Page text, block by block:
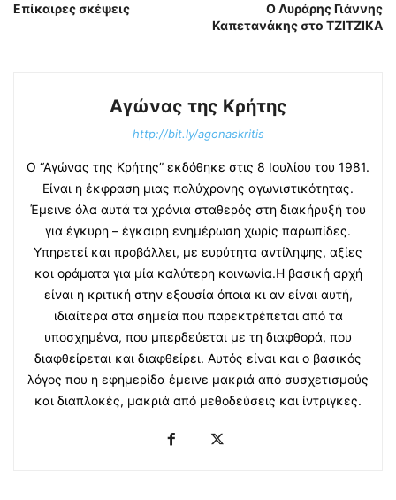
Επίκαιρες σκέψεις
Ο Λυράρης Γιάννης
Καπετανάκης στο ΤΖΙΤΖΙΚΑ
Αγώνας της Κρήτης
http://bit.ly/agonaskritis
Ο “Αγώνας της Κρήτης” εκδόθηκε στις 8 Ιουλίου του 1981.
Είναι η έκφραση μιας πολύχρονης αγωνιστικότητας.
Έμεινε όλα αυτά τα χρόνια σταθερός στη διακήρυξή του
για έγκυρη – έγκαιρη ενημέρωση χωρίς παρωπίδες.
Υπηρετεί και προβάλλει, με ευρύτητα αντίληψης, αξίες
και οράματα για μία καλύτερη κοινωνία.Η βασική αρχή
είναι η κριτική στην εξουσία όποια κι αν είναι αυτή,
ιδιαίτερα στα σημεία που παρεκτρέπεται από τα
υποσχημένα, που μπερδεύεται με τη διαφθορά, που
διαφθείρεται και διαφθείρει. Αυτός είναι και ο βασικός
λόγος που η εφημερίδα έμεινε μακριά από συσχετισμούς
και διαπλοκές, μακριά από μεθοδεύσεις και ίντριγκες.